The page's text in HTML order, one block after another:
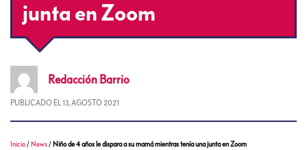
junta en Zoom
Redacción Barrio
PUBLICADO EL 13, AGOSTO 2021
Inicio / News / Niño de 4 años le dispara a su mamá mientras tenía una junta en Zoom